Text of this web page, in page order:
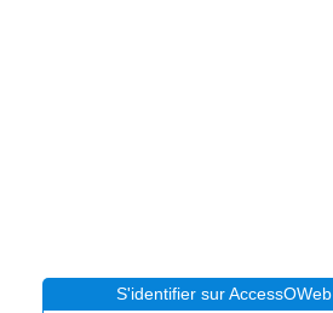
S'identifier sur AccessOWeb